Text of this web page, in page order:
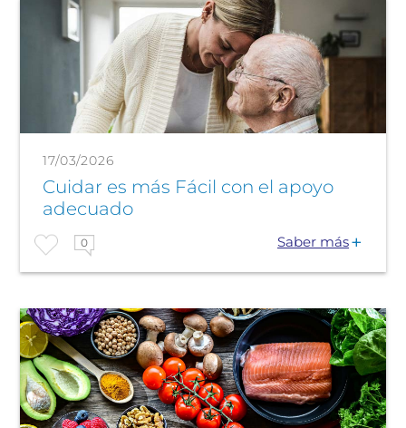
17/03/2026
Cuidar es más Fácil con el apoyo
adecuado
0 Saber más